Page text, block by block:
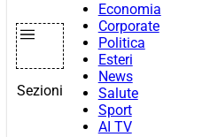
Sezioni
Economia
Corporate
Politica
Esteri
News
Salute
Sport
AI TV